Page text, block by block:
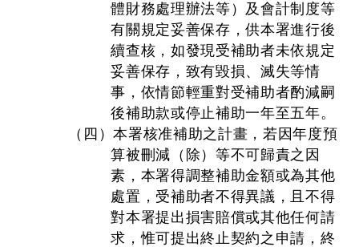
體財務處理辦法等）及會計制度等
有關規定妥善保存，供本署進行後
續查核，如發現受補助者未依規定
妥善保存，致有毀損、滅失等情
事，依情節輕重對受補助者酌減嗣
後補助款或停止補助一年至五年。
（四）本署核准補助之計畫，若因年度預
算被刪減（除）等不可歸責之因
素，本署得調整補助金額或為其他
處置，受補助者不得異議，且不得
對本署提出損害賠償或其他任何請
求，惟可提出終止契約之申請，終